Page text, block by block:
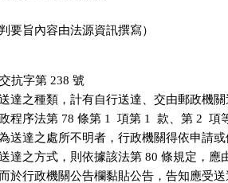
判要旨內容由法源資訊撰寫）
抗字第 238 號
達之種類，計有自行送達、交由郵政機
程序法第 78 條第 1  項第 1  款、第 2  項
送達之處所不明者，行政機關得依申請
達之方式，則依據該法第 80 條規定，應
於行政機關公告欄黏貼公告，告知應受